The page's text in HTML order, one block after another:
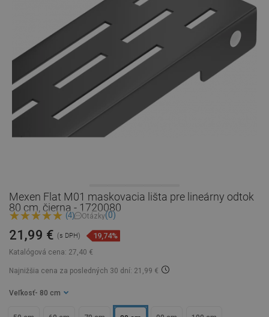
Mexen Flat M01 maskovacia lišta pre lineárny odtok
80 cm, čierna - 1720080
(4) Otázky(0)
Katalógová cena: 27,40 €
21,99 € (s DPH) 19,74%
Najnižšia cena za posledných 30 dní: 21,99 €
Veľkosť - 80 cm